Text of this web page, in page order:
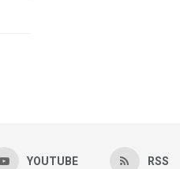
YOUTUBE RSS